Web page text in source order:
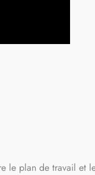
le plan de travail et